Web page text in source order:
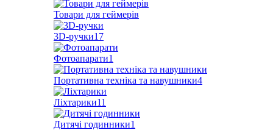
Товари для геймерів
3D-ручки17
Фотоапарати1
Портативна техніка та навушники4
Ліхтарики11
Дитячі годинники1